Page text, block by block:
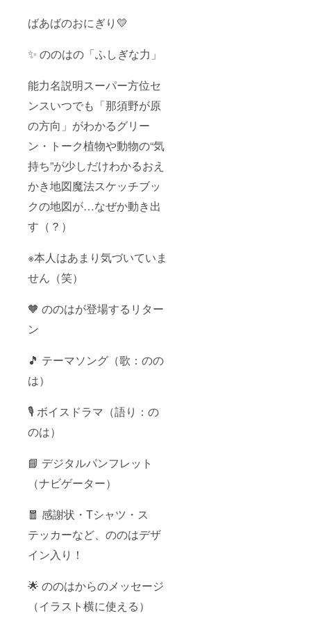
ばあばのおにぎり💛
✨ ののはの「ふしぎな力」
能力名説明スーパー方位セ
ンスいつでも「那須野が原
の方向」がわかるグリー
ン・トーク植物や動物の“気
持ち”が少しだけわかるおえ
かき地図魔法スケッチブッ
クの地図が…なぜか動き出
す（？）
※本人はあまり気づいていま
せん（笑）
🧡 ののはが登場するリター
ン
🎵 テーマソング（歌：のの
は）
🎙️ ボイスドラマ（語り：の
のは）
📘 デジタルパンフレット
（ナビゲーター）
🧧 感謝状・Tシャツ・ス
テッカーなど、ののはデザ
イン入り！
🌟 ののはからのメッセージ
（イラスト横に使える）